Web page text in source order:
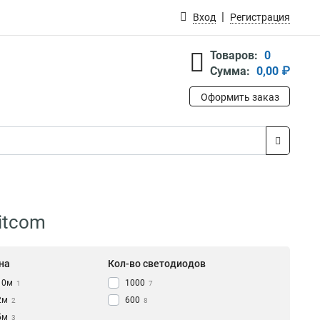
Вход Регистрация
Товаров: 0
Сумма: 0,00 ₽
Оформить заказ
1
2
3
Кол-во светодиодов
1000 7
600 8